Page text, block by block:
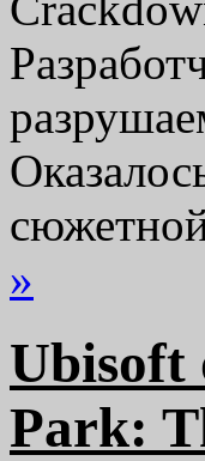
»
Ubisoft
Park: